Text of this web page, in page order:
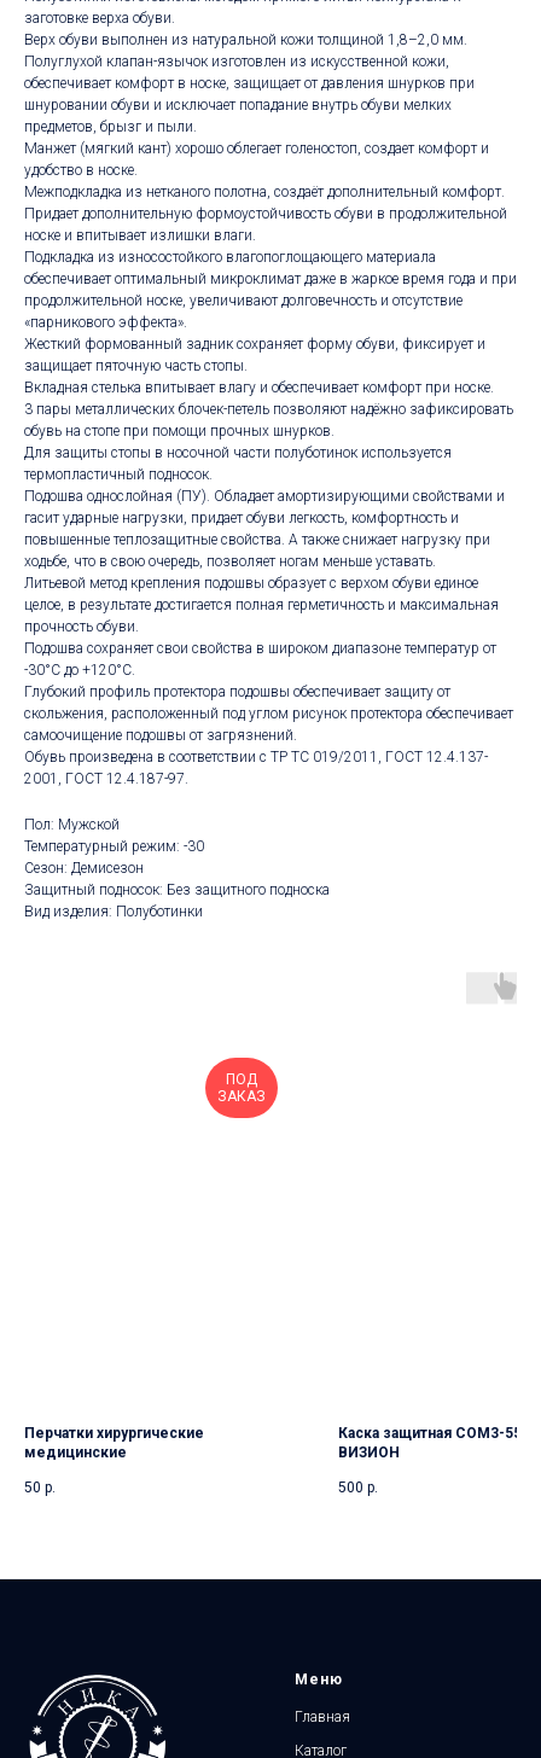
заготовке верха обуви.
Верх обуви выполнен из натуральной кожи толщиной 1,8–2,0 мм.
Полуглухой клапан-язычок изготовлен из искусственной кожи,
обеспечивает комфорт в носке, защищает от давления шнурков при
шнуровании обуви и исключает попадание внутрь обуви мелких
предметов, брызг и пыли.
Манжет (мягкий кант) хорошо облегает голеностоп, создает комфорт и
удобство в носке.
Межподкладка из нетканого полотна, создаёт дополнительный комфорт.
Придает дополнительную формоустойчивость обуви в продолжительной
носке и впитывает излишки влаги.
Подкладка из износостойкого влагопоглощающего материала
обеспечивает оптимальный микроклимат даже в жаркое время года и при
продолжительной носке, увеличивают долговечность и отсутствие
«парникового эффекта».
Жесткий формованный задник сохраняет форму обуви, фиксирует и
защищает пяточную часть стопы.
Вкладная стелька впитывает влагу и обеспечивает комфорт при носке.
3 пары металлических блочек-петель позволяют надёжно зафиксировать
обувь на стопе при помощи прочных шнурков.
Для защиты стопы в носочной части полуботинок используется
термопластичный подносок.
Подошва однослойная (ПУ). Обладает амортизирующими свойствами и
гасит ударные нагрузки, придает обуви легкость, комфортность и
повышенные теплозащитные свойства. А также снижает нагрузку при
ходьбе, что в свою очередь, позволяет ногам меньше уставать.
Литьевой метод крепления подошвы образует с верхом обуви единое
целое, в результате достигается полная герметичность и максимальная
прочность обуви.
Подошва сохраняет свои свойства в широком диапазоне температур от
-30°С до +120°С.
Глубокий профиль протектора подошвы обеспечивает защиту от
скольжения, расположенный под углом рисунок протектора обеспечивает
самоочищение подошвы от загрязнений.
Обувь произведена в соответствии с ТР ТС 019/2011, ГОСТ 12.4.137-
2001, ГОСТ 12.4.187-97.
Пол: Мужской
Температурный режим: -30
Сезон: Демисезон
Защитный подносок: Без защитного подноска
Вид изделия: Полуботинки
ПОД
ЗАКАЗ
Перчатки хирургические
медицинские
50 р.
Каска защитная СОМ3-55
ВИЗИОН
500 р.
Меню
Главная
Каталог